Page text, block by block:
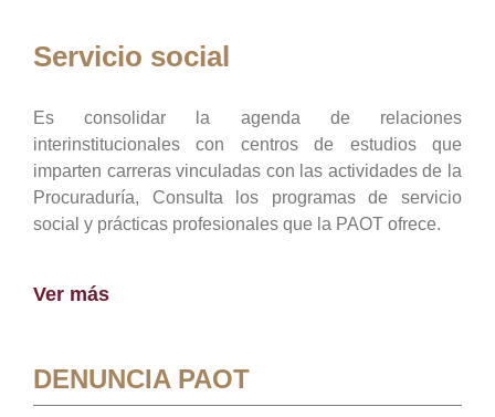
Servicio social
Es consolidar la agenda de relaciones
interinstitucionales con centros de estudios que
imparten carreras vinculadas con las actividades de la
Procuraduría, Consulta los programas de servicio
social y prácticas profesionales que la PAOT ofrece.
Ver más
DENUNCIA PAOT